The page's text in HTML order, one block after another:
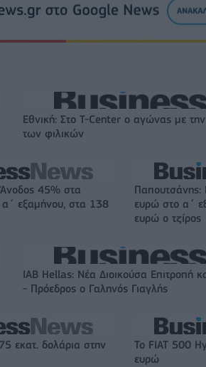
Εθνική: Στο T-Center ο αγώνας με
των φιλικών
45% στα
εξαμήνου, στα 138
ευρώ στο α΄
ευρώ ο τζίρος
IAB Hellas: Νέα Διοικούσα Επιτροπή
- Πρόεδρος ο Γαληνός Γιαγλής
εκατ. δολάρια στην
Το FIAT 500
ευρώ